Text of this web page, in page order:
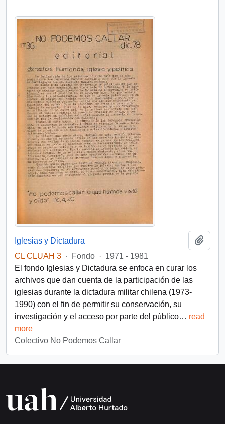
Iglesias y Dictadura
CL CLUAH 3 · Fondo · 1971 - 1981
El fondo Iglesias y Dictadura se enfoca en curar los
archivos que dan cuenta de la participación de las
iglesias durante la dictadura militar chilena (1973-
1990) con el fin de permitir su conservación, su
investigación y el acceso por parte del público… read
more
Colectivo No Podemos Callar